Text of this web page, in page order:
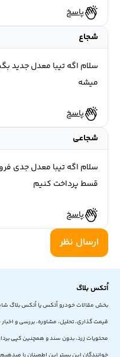
پاسخ
شجاع
سلام اگه تیبا معدل جدید
میشه
پاسخ
شجاعی
سلام اگه تیبا معدل جدی
قسط پرداخت کنیم
پاسخ
ارسال نظر
اُتکس بلاگ
بخش مقالات خودرو اُتکس یا اُتکس بلاگ
قیمت گذاری، تحلیل، مشاوره، بررسی و
محتویات زرد، بدون سند و همچنین کپی